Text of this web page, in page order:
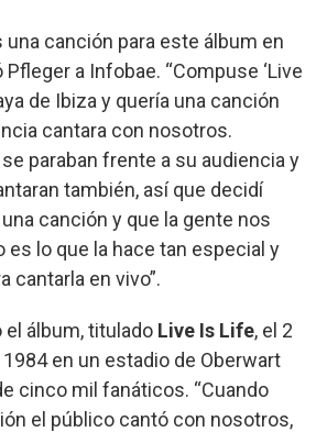
canción para este álbum en
a Infobae. “Compuse ‘Live
de Ibiza y quería una canción
cantara con nosotros.
paraban frente a su audiencia y
también, así que decidí
canción y que la gente nos
es lo que la hace tan especial y
cantarla en vivo”.
el álbum, titulado Live Is Life, el 2
en un estadio de Oberwart
cinco mil fanáticos. “Cuando
el público cantó con nosotros,